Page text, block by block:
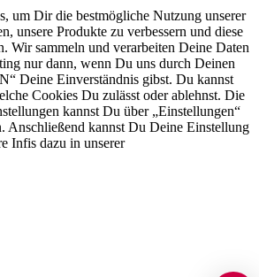
um Dir die bestmögliche Nutzung unserer
unsere Produkte zu verbessern und diese
Wir sammeln und verarbeiten Deine Daten
nur dann, wenn Du uns durch Deinen
Deine Einverständnis gibst. Du kannst
Cookies Du zulässt oder ablehnst. Die
kannst Du über „Einstellungen“
Anschließend kannst Du Deine Einstellung
Infis dazu in unserer